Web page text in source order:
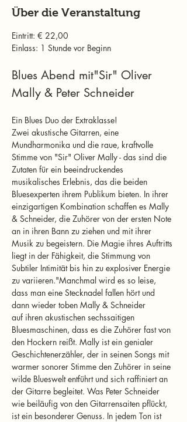
Über die Veranstaltung
Eintritt: € 22,00
Einlass: 1 Stunde vor Beginn
Blues Abend mit"Sir" Oliver
Mally & Peter Schneider
Ein Blues Duo der Extraklasse!
Zwei akustische Gitarren, eine
Mundharmonika und die raue, kraftvolle
Stimme von "Sir" Oliver Mally - das sind die
Zutaten für ein beeindruckendes
musikalisches Erlebnis, das die beiden
Bluesexperten ihrem Publikum bieten. In ihrer
einzigartigen Kombination schaffen es Mally
& Schneider, die Zuhörer von der ersten Note
an in ihren Bann zu ziehen und mit ihrer
Musik zu begeistern. Die Magie ihres Auftritts
liegt in der Fähigkeit, die Stimmung von
Subtiler Intimität bis hin zu explosiver Energie
zu variieren."Manchmal wird es so leise,
dass man eine Stecknadel fallen hört und
dann wieder toben Mally & Schneider
auf ihren akustischen sechssaitigen
Bluesmaschinen, dass es die Zuhörer fast von
den Hockern reißt. Mally ist ein genialer
Geschichtenerzähler, der in seinen Songs mit
warmer sonorer Stimme den Zuhörer in seine
wilde Blueswelt entführt und sich raffiniert an
der Gitarre begleitet. Was Peter Schneider
wie beiläufig von den Gitarrensaiten pflückt,
ist ein besonderer Genuss. In jedem Ton ist